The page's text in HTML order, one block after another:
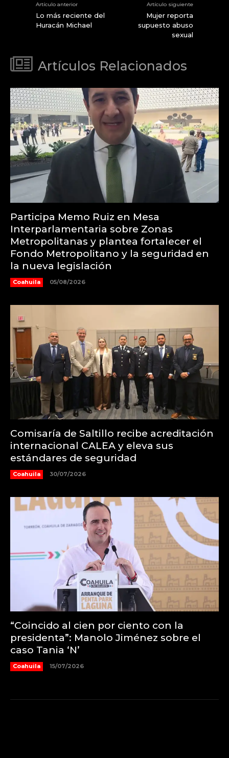
Artículo anterior
Lo más reciente del
Huracán Michael
Artículo siguiente
Mujer reporta
supuesto abuso
sexual
Artículos Relacionados
Participa Memo Ruiz en Mesa
Interparlamentaria sobre Zonas
Metropolitanas y plantea fortalecer el
Fondo Metropolitano y la seguridad en
la nueva legislación
Coahuila 05/08/2026
Comisaría de Saltillo recibe acreditación
internacional CALEA y eleva sus
estándares de seguridad
Coahuila 30/07/2026
“Coincido al cien por ciento con la
presidenta”: Manolo Jiménez sobre el
caso Tania ‘N’
Coahuila 15/07/2026